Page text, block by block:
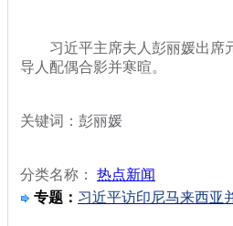
习近平主席夫人彭丽媛出席
导人配偶合影并寒暄。
关键词：彭丽媛
分类名称： 热点新闻
专题： 习近平访印尼马来西亚